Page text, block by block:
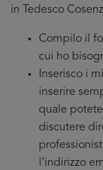
in Tedesco
Compilo il
cui ho
Inserisco i
inserire
quale
discutere
l’indirizzo